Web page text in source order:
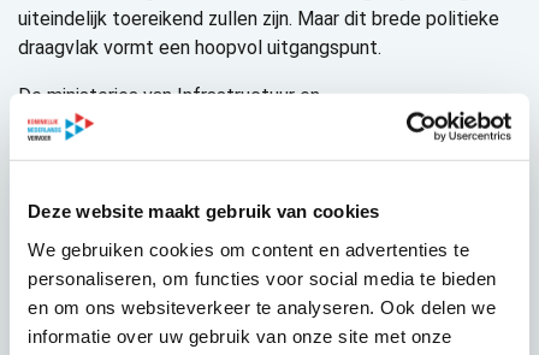
Deze website maakt gebruik van cookies
We gebruiken cookies om content en advertenties te
personaliseren, om functies voor social media te bieden
en om ons websiteverkeer te analyseren. Ook delen we
informatie over uw gebruik van onze site met onze
uiteindelijk toereikend zullen zijn. Maar dit brede politieke
draagvlak vormt een hoopvol uitgangspunt.
De ministeries van Infrastructuur en
Waterstaat en Economische Zaken en Klimaat treffen
binnenkort meer.
De volledige tekst van de motie luidt als volgt
De Kamer, gehoord de beraadslaging,